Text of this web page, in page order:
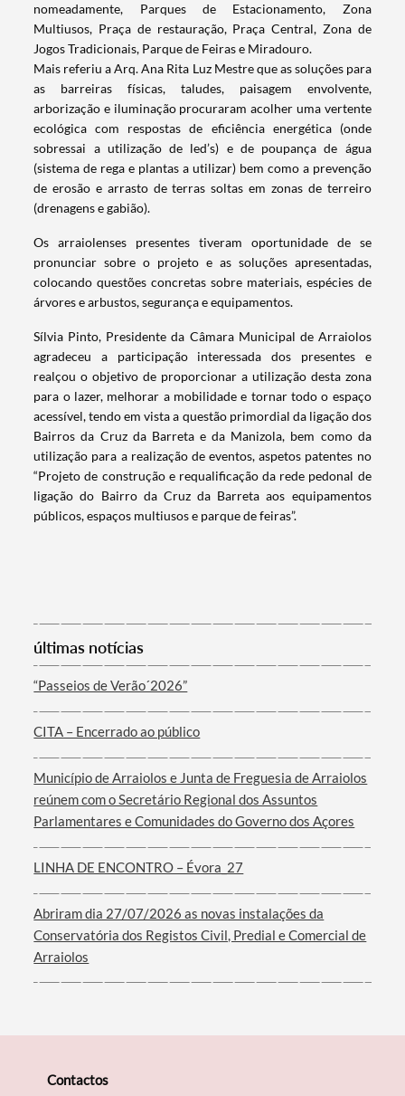
Termo de Pesquisa
Categorias gerais
Filtros
nomeadamente, Parques de Estacionamento, Zona
Multiusos, Praça de restauração, Praça Central, Zona de
Jogos Tradicionais, Parque de Feiras e Miradouro.
Mais referiu a Arq. Ana Rita Luz Mestre que as soluções para
as barreiras físicas, taludes, paisagem envolvente,
arborização e iluminação procuraram acolher uma vertente
ecológica com respostas de eficiência energética (onde
sobressai a utilização de led’s) e de poupança de água
(sistema de rega e plantas a utilizar) bem como a prevenção
de erosão e arrasto de terras soltas em zonas de terreiro
(drenagens e gabião).
Os arraiolenses presentes tiveram oportunidade de se
pronunciar sobre o projeto e as soluções apresentadas,
colocando questões concretas sobre materiais, espécies de
árvores e arbustos, segurança e equipamentos.
Sílvia Pinto, Presidente da Câmara Municipal de Arraiolos
agradeceu a participação interessada dos presentes e
realçou o objetivo de proporcionar a utilização desta zona
para o lazer, melhorar a mobilidade e tornar todo o espaço
acessível, tendo em vista a questão primordial da ligação dos
Bairros da Cruz da Barreta e da Manizola, bem como da
utilização para a realização de eventos, aspetos patentes no
“Projeto de construção e requalificação da rede pedonal de
ligação do Bairro da Cruz da Barreta aos equipamentos
públicos, espaços multiusos e parque de feiras”.
últimas notícias
“Passeios de Verão´2026”
CITA – Encerrado ao público
Município de Arraiolos e Junta de Freguesia de Arraiolos
reúnem com o Secretário Regional dos Assuntos
Parlamentares e Comunidades do Governo dos Açores
LINHA DE ENCONTRO – Évora_27
Abriram dia 27/07/2026 as novas instalações da
Conservatória dos Registos Civil, Predial e Comercial de
Arraiolos
Contactos